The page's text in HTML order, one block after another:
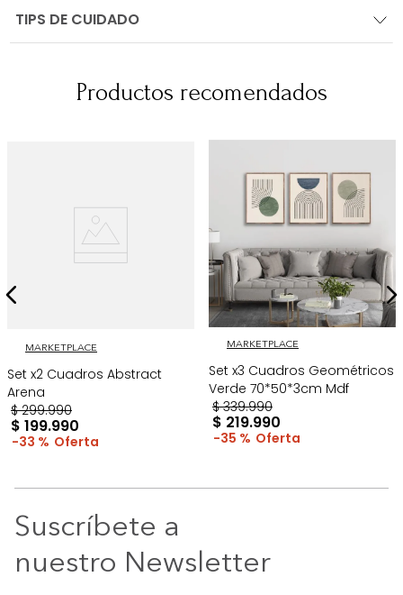
TIPS DE CUIDADO
Productos recomendados
MARKETPLACE
Set x2 Cuadros Abstract
Arena
$ 299.990
$ 199.990
33 %
MARKETPLACE
Set x3 Cuadros Geométricos
Verde 70*50*3cm Mdf
$ 339.990
$ 219.990
35 %
Suscríbete a
nuestro Newsletter